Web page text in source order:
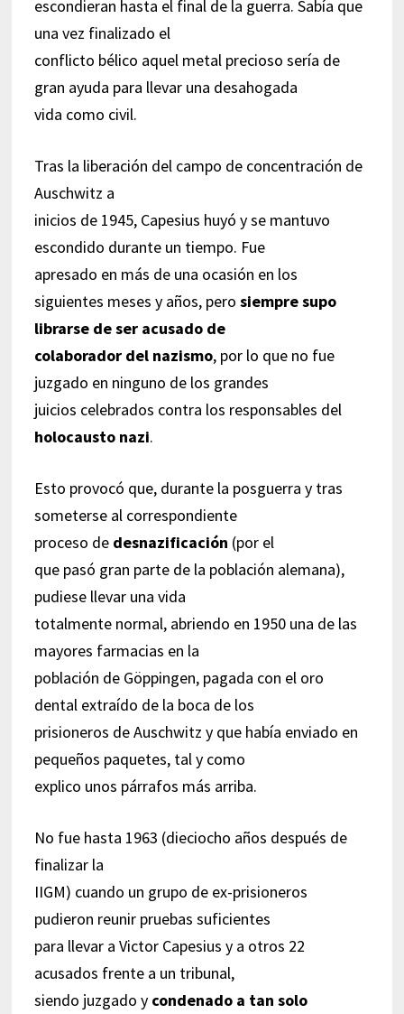
escondieran hasta el final de la guerra. Sabía que
una vez finalizado el
conflicto bélico aquel metal precioso sería de
gran ayuda para llevar una desahogada
vida como civil.
Tras la liberación del campo de concentración de
Auschwitz a
inicios de 1945, Capesius huyó y se mantuvo
escondido durante un tiempo. Fue
apresado en más de una ocasión en los
siguientes meses y años, pero siempre supo
librarse de ser acusado de
colaborador del nazismo, por lo que no fue
juzgado en ninguno de los grandes
juicios celebrados contra los responsables del
holocausto nazi.
Esto provocó que, durante la posguerra y tras
someterse al correspondiente
proceso de desnazificación (por el
que pasó gran parte de la población alemana),
pudiese llevar una vida
totalmente normal, abriendo en 1950 una de las
mayores farmacias en la
población de Göppingen, pagada con el oro
dental extraído de la boca de los
prisioneros de Auschwitz y que había enviado en
pequeños paquetes, tal y como
explico unos párrafos más arriba.
No fue hasta 1963 (dieciocho años después de
finalizar la
IIGM) cuando un grupo de ex-prisioneros
pudieron reunir pruebas suficientes
para llevar a Victor Capesius y a otros 22
acusados frente a un tribunal,
siendo juzgado y condenado a tan solo